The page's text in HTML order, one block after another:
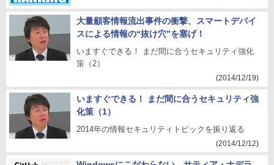
大量顧客情報流出事件の衝撃、スマートデバイ
スによる情報の“抜け穴”を塞げ！
いますぐできる！ まだ間に合うセキュリティ強化
策（2）
(2014/12/19)
いますぐできる！ まだ間に合うセキュリティ強
化策（1）
2014年の情報セキュリティトピックを振り返る
(2014/12/12)